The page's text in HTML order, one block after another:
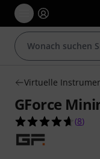
Virtuelle
GForce
4.6
(8)